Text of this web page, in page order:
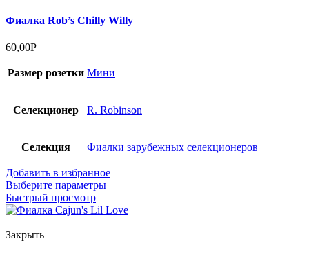
Фиалка Rob’s Chilly Willy
60,00Р
Размер розетки Мини
Селекционер R. Robinson
Селекция Фиалки зарубежных селекционеров
Добавить в избранное
Выберите параметры
Быстрый просмотр
Закрыть